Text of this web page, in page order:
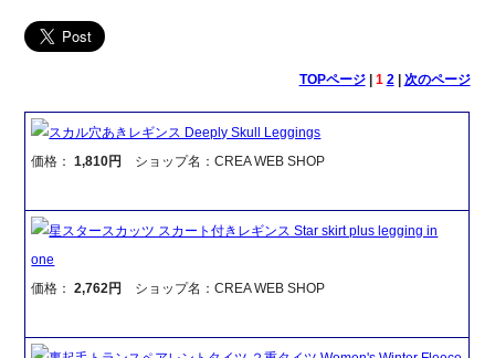
TOPページ| 1 2| 次のページ
スカル穴あきレギンス Deeply Skull Leggings
価格：1,810円 ショップ名：CREA WEB SHOP
星スタースカッツ スカート付きレギンス Star skirt plus legging in
one
価格：2,762円 ショップ名：CREA WEB SHOP